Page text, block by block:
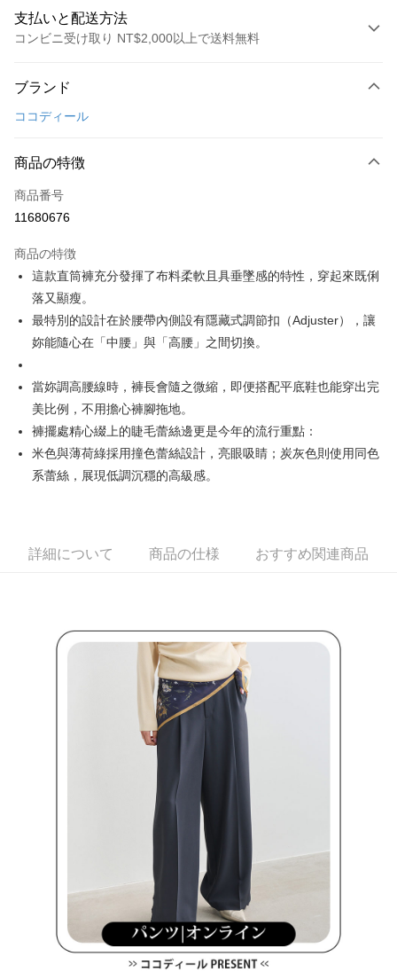
支払いと配送方法
コンビニ受け取り NT$2,000以上で送料無料
クレジットカード1回払い
LINE Pay
Apple Pay
Easy Wallet
AFTEE代金後払い
説明
一、 AFTEE代金後払いについて
1.お支払い方法でAFTEE代金後払いを選択すると、携帯電話認証ウィンド
ウが表示されます。
2.SMSで認証してお支払い手続を進めてください。
す。
4.ご注文が完了すると、携帯に支払い通知のSMSが届きます。アプリ会員
の場合は、AFTEE アプリプッシュ通知が届きます。
5.商品受け取り時のお支払いは不要です。商品を確かめてから、SMSまた
はアプリの通知に従って、4大コンビニ、またはATM/オンラインバンキン
まで延長できます。
約商品や商品到着日が比較的遅い商品）。そのため、商品到着の有無に関
わらず、AFTEEで指定された期限内にお支払いください。
1.初回 AFTEEを ご利用の際に、認証結果及び当社の審査の結果に基づ
き、限度額が設定されます。
2.決済金額は最低NT$20です。
3.現在、台湾の会員のみご利用いただけます。
三、利用規約「AFTEE代金後払い」（以下当サービスという）はネットプ
ロテクションズ（以下 AFTEE という）が提供し、AFTEEが代金を徴収し
ます。当サービスご利用の際に提供しなければならない個人情報（注文者
の氏名、電話番号、受取人の氏名、電話番号、受取人住所を含むがこれに
限らない）は、AFTEEに渡され当サービスで必要な範囲内で利用されま
す。AFTEEの個人情報の収集、処理、利用について、詳細はAFTEE公式ホ
ームページの『個人情報の収集、処理及び利用に関する声明』をご参照く
https://aftee.tw/privacypolicy/）。
AFTEEの初回ご利用の際に、審査を通過すれば、最高額がNT$10,000にな
ります。支払い期限を過ぎた場合、その金額に基づいて年利20%の遅延滞
納金が加算されます。未成年の利用者は、事前に法定代理人または後見人
の同意を得ればAFTEEをご利用いただけます。
ATM払い
配送方法
全家取貨付款
付款後全家取貨
配送毎にNT$80、NT$2,000以上で送料無料
7-11取貨付款
配送毎にNT$80、NT$2,000以上で送料無料
配送毎にNT$80、NT$2,000以上で送料無料
配送毎にNT$80、NT$2,000以上で送料無料
配送毎にNT$280、NT$2,000以上で送料無料
ブランド
ココディール
商品の特徴
商品番号
11680676
商品の特徴
這款直筒褲充分發揮了布料柔軟且具垂墜感的特性，穿起來既俐
落又顯瘦。
最特別的設計在於腰帶內側設有隱藏式調節扣（Adjuster），讓
妳能隨心在「中腰」與「高腰」之間切換。
當妳調高腰線時，褲長會隨之微縮，即便搭配平底鞋也能穿出完
美比例，不用擔心褲腳拖地。
褲擺處精心綴上的睫毛蕾絲邊更是今年的流行重點：
米色與薄荷綠採用撞色蕾絲設計，亮眼吸睛；炭灰色則使用同色
系蕾絲，展現低調沉穩的高級感。
詳細について 商品の仕様 おすすめ関連商品